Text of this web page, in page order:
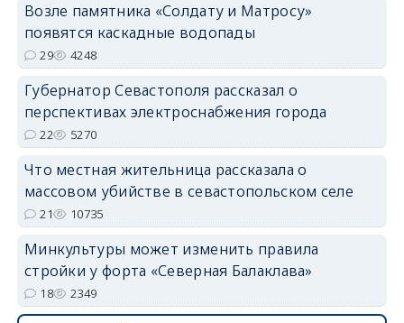
Возле памятника «Солдату и Матросу»
появятся каскадные водопады
29 4248
Губернатор Севастополя рассказал о
перспективах электроснабжения города
22 5270
Что местная жительница рассказала о
массовом убийстве в севастопольском селе
21 10735
Минкультуры может изменить правила
стройки у форта «Северная Балаклава»
18 2349